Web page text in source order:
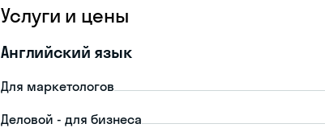
Услуги и цены
Английский язык
Для маркетологов
Деловой - для бизнеса